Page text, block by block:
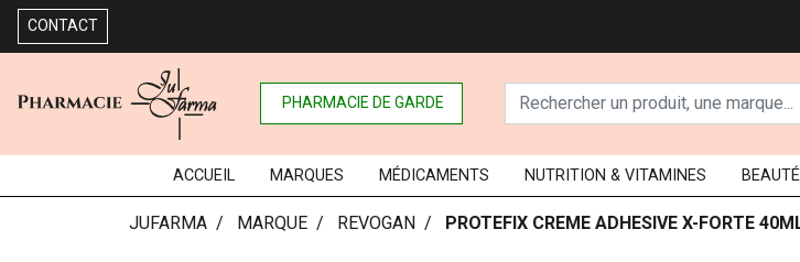
CONTACT
PHARMACIE DE GARDE
ACCUEIL MARQUES MÉDICAMENTS NUTRITION & VITAMINES BEAUTÉ
JUFARMA MARQUE REVOGAN PROTEFIX CREME ADHESIVE X-FORTE